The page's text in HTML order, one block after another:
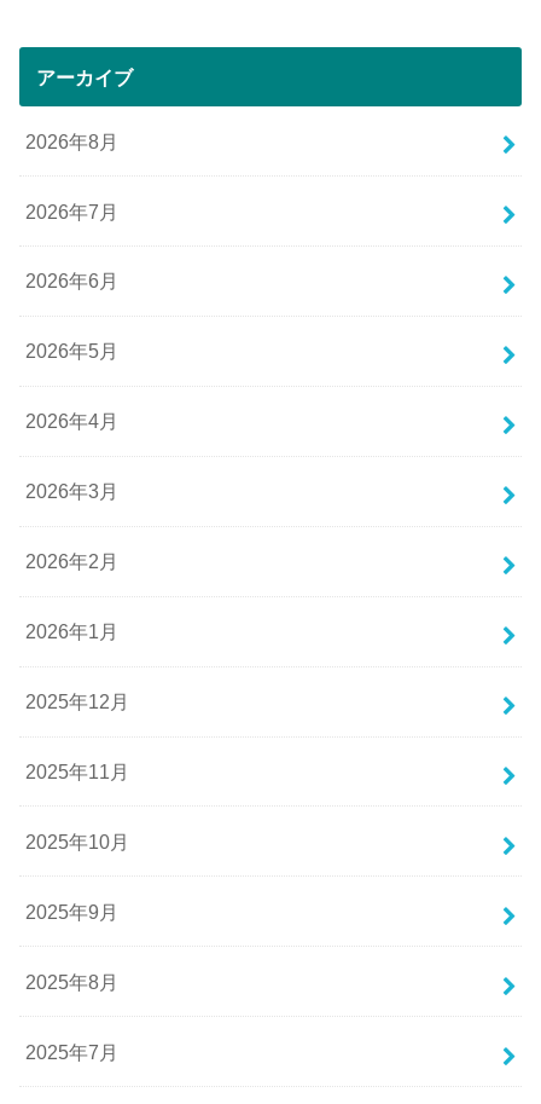
アーカイブ
2026年8月
2026年7月
2026年6月
2026年5月
2026年4月
2026年3月
2026年2月
2026年1月
2025年12月
2025年11月
2025年10月
2025年9月
2025年8月
2025年7月